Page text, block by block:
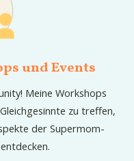
und Events
Meine Workshops
zu treffen,
der Supermom-